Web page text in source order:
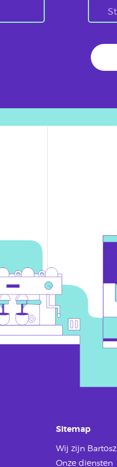
Sitemap
Wij zijn Bartosz
Onze diensten